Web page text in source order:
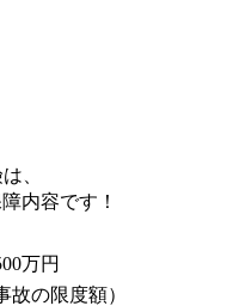
、
内容です！
万円
故の限度額）